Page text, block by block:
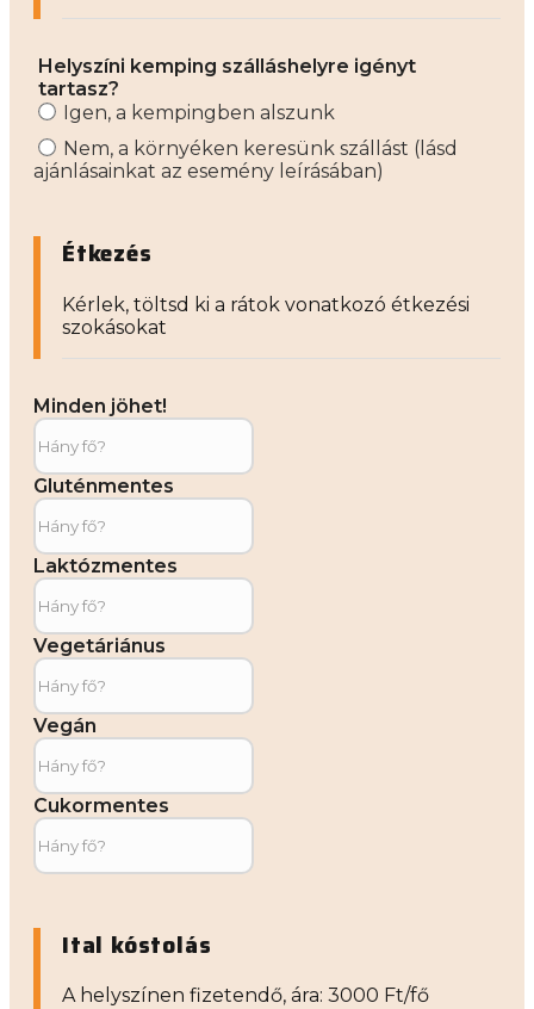
Helyszíni kemping szálláshelyre igényt
tartasz?
Igen, a kempingben alszunk
Nem, a környéken keresünk szállást (lásd
ajánlásainkat az esemény leírásában)
Étkezés
Kérlek, töltsd ki a rátok vonatkozó étkezési
szokásokat
Minden jöhet!
Gluténmentes
Laktózmentes
Vegetáriánus
Vegán
Cukormentes
Ital kóstolás
A helyszínen fizetendő, ára: 3000 Ft/fő